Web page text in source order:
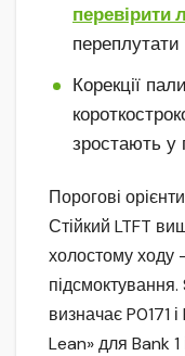
переплутати
Корекції
зростають у
Порогові
Стійкий LTFT
холостому ходу
визначає P0171
Lean» для Bank 1